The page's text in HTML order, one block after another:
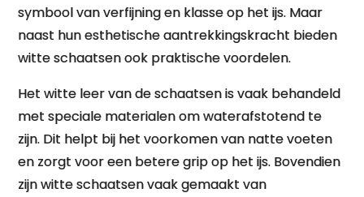
symbool van verfijning en klasse op het ijs. Maar
naast hun esthetische aantrekkingskracht bieden
witte schaatsen ook praktische voordelen.
Het witte leer van de schaatsen is vaak behandeld
met speciale materialen om waterafstotend te
zijn. Dit helpt bij het voorkomen van natte voeten
en zorgt voor een betere grip op het ijs. Bovendien
zijn witte schaatsen vaak gemaakt van